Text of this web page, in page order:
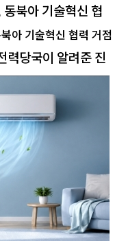
북아 기술혁신 협
당국이 알려준 진